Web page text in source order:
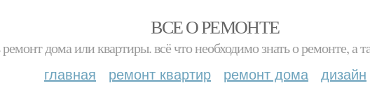
ВСЕ О РЕМОНТЕ
ремонт дома или квартиры. всё что необходимо знать о ремонте,
главная ремонт квартир ремонт дома дизайн